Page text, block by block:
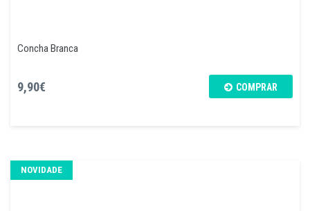
Concha Branca
9,90€ COMPRAR
NOVIDADE